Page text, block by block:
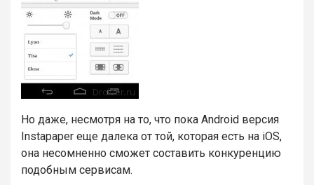
Но даже, несмотря на то, что пока Android версия
Instapaper еще далека от той, которая есть на iOS,
она несомненно сможет составить конкуренцию
подобным сервисам.